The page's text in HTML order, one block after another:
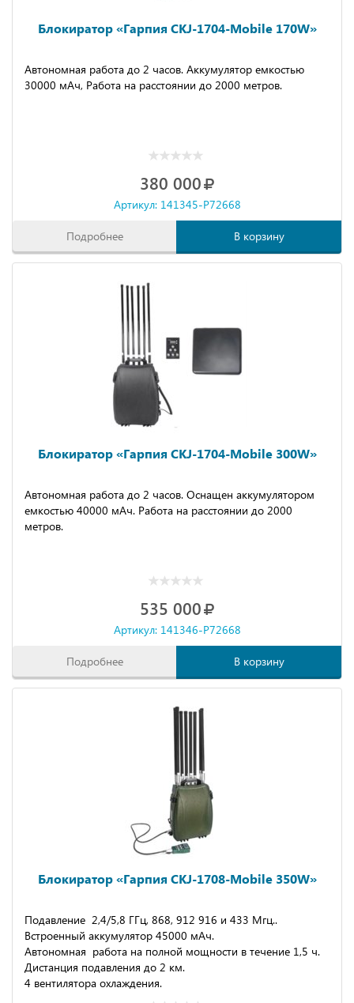
Блокиратор «Гарпия CKJ-1704-Mobile 170W»
Автономная работа до 2 часов. Аккумулятор емкостью
30000 мАч, Работа на расстоянии до 2000 метров.
380 000
Артикул: 141345-P72668
Подробнее В корзину
Блокиратор «Гарпия CKJ-1704-Mobile 300W»
Автономная работа до 2 часов. Оснащен аккумулятором
емкостью 40000 мАч. Работа на расстоянии до 2000
метров.
535 000
Артикул: 141346-P72668
Подробнее В корзину
Блокиратор «Гарпия CKJ-1708-Mobile 350W»
Подавление 2,4/5,8 ГГц, 868, 912 916 и 433 Мгц..
Встроенный аккумулятор 45000 мАч.
Автономная работа на полной мощности в течение 1,5 ч.
Дистанция подавления до 2 км.
4 вентилятора охлаждения.